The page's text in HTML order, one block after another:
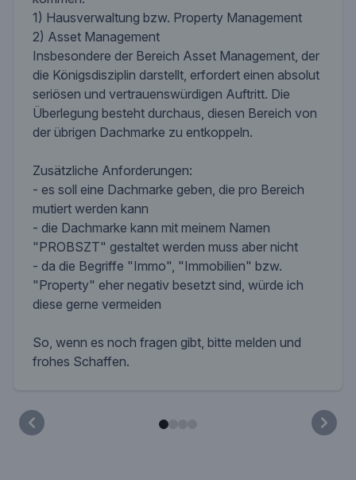
1) Hausverwaltung bzw. Property Management
2) Asset Management
Insbesondere der Bereich Asset Management, der
die Königsdisziplin darstellt, erfordert einen absolut
seriösen und vertrauenswürdigen Auftritt. Die
Überlegung besteht durchaus, diesen Bereich von
der übrigen Dachmarke zu entkoppeln.
Zusätzliche Anforderungen:
- es soll eine Dachmarke geben, die pro Bereich
mutiert werden kann
- die Dachmarke kann mit meinem Namen
"PROBSZT" gestaltet werden muss aber nicht
- da die Begriffe "Immo", "Immobilien" bzw.
"Property" eher negativ besetzt sind, würde ich
diese gerne vermeiden
So, wenn es noch fragen gibt, bitte melden und
frohes Schaffen.